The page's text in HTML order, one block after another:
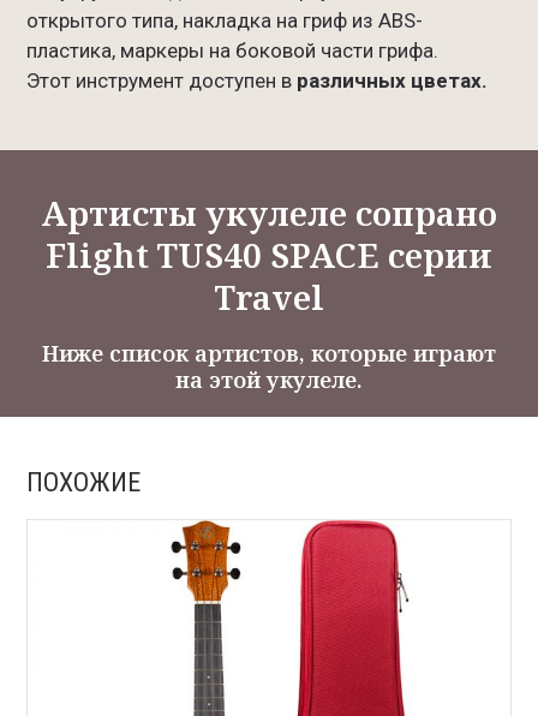
открытого типа, накладка на гриф из ABS-
пластика, маркеры на боковой части грифа.
Этот инструмент доступен в различных цветах.
Артисты укулеле сопрано
Flight TUS40 SPACE серии
Travel
Ниже список артистов, которые играют
на этой укулеле.
ПОХОЖИЕ